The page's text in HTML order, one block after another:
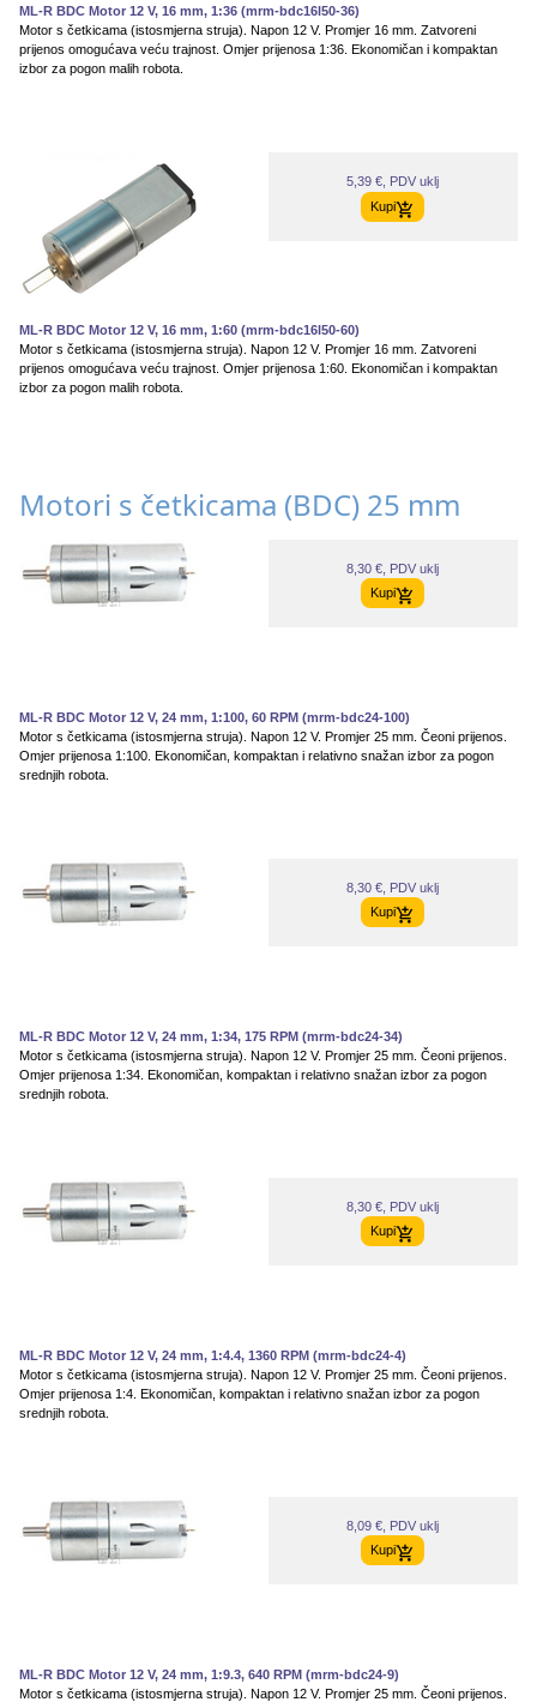
ML-R BDC Motor 12 V, 16 mm, 1:36 (mrm-bdc16l50-36)
Motor s četkicama (istosmjerna struja). Napon 12 V. Promjer 16 mm. Zatvoreni
prijenos omogućava veću trajnost. Omjer prijenosa 1:36. Ekonomičan i kompaktan
izbor za pogon malih robota.
5,39 €, PDV uklj
Kupi
ML-R BDC Motor 12 V, 16 mm, 1:60 (mrm-bdc16l50-60)
Motor s četkicama (istosmjerna struja). Napon 12 V. Promjer 16 mm. Zatvoreni
prijenos omogućava veću trajnost. Omjer prijenosa 1:60. Ekonomičan i kompaktan
izbor za pogon malih robota.
Motori s četkicama (BDC) 25 mm
8,30 €, PDV uklj
Kupi
ML-R BDC Motor 12 V, 24 mm, 1:100, 60 RPM (mrm-bdc24-100)
Motor s četkicama (istosmjerna struja). Napon 12 V. Promjer 25 mm. Čeoni prijenos.
Omjer prijenosa 1:100. Ekonomičan, kompaktan i relativno snažan izbor za pogon
srednjih robota.
8,30 €, PDV uklj
Kupi
ML-R BDC Motor 12 V, 24 mm, 1:34, 175 RPM (mrm-bdc24-34)
Motor s četkicama (istosmjerna struja). Napon 12 V. Promjer 25 mm. Čeoni prijenos.
Omjer prijenosa 1:34. Ekonomičan, kompaktan i relativno snažan izbor za pogon
srednjih robota.
8,30 €, PDV uklj
Kupi
ML-R BDC Motor 12 V, 24 mm, 1:4.4, 1360 RPM (mrm-bdc24-4)
Motor s četkicama (istosmjerna struja). Napon 12 V. Promjer 25 mm. Čeoni prijenos.
Omjer prijenosa 1:4. Ekonomičan, kompaktan i relativno snažan izbor za pogon
srednjih robota.
8,09 €, PDV uklj
Kupi
ML-R BDC Motor 12 V, 24 mm, 1:9.3, 640 RPM (mrm-bdc24-9)
Motor s četkicama (istosmjerna struja). Napon 12 V. Promjer 25 mm. Čeoni prijenos.